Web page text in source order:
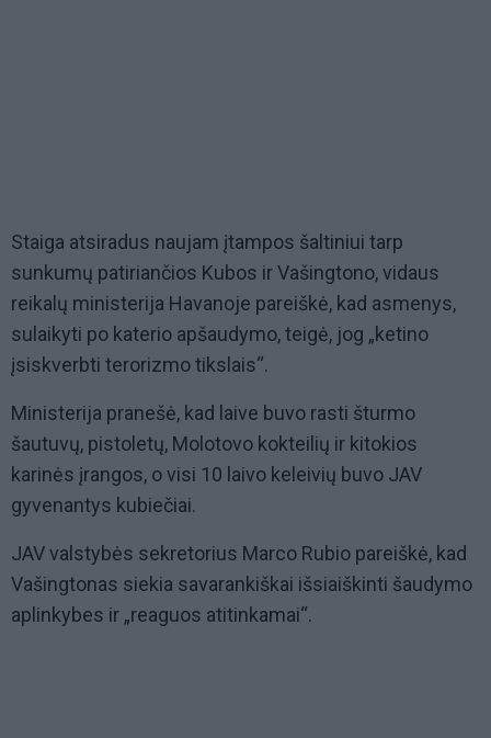
Staiga atsiradus naujam įtampos šaltiniui tarp
sunkumų patiriančios Kubos ir Vašingtono, vidaus
reikalų ministerija Havanoje pareiškė, kad asmenys,
sulaikyti po katerio apšaudymo, teigė, jog „ketino
įsiskverbti terorizmo tikslais“.
Ministerija pranešė, kad laive buvo rasti šturmo
šautuvų, pistoletų, Molotovo kokteilių ir kitokios
karinės įrangos, o visi 10 laivo keleivių buvo JAV
gyvenantys kubiečiai.
JAV valstybės sekretorius Marco Rubio pareiškė, kad
Vašingtonas siekia savarankiškai išsiaiškinti šaudymo
aplinkybes ir „reaguos atitinkamai“.